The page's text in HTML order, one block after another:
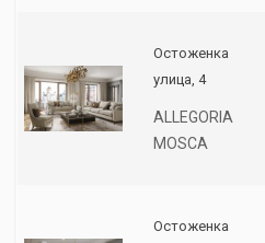
Остоженка
улица, 4
ALLEGORIA
MOSCA
Остоженка